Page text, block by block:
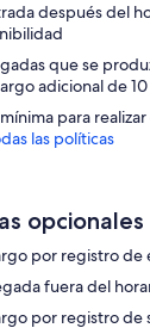
después del
que se
adicional de 10
para
las políticas
opcionales
por registro de
fuera del
por registro de